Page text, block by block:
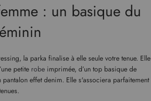
: un basique du
la parka finalise à elle seule votre tenue. Elle
petite robe imprimée, d’un top basique de
pantalon effet denim. Elle s'associera parfaitement